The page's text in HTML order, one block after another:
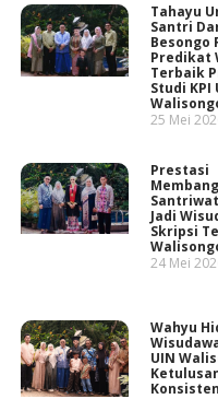
Tahayu
Santri
Besongo
Predikat
Terbaik
Studi KPI
25 Mei
Prestasi
Jadi
Skripsi
24 Mei
Wahyu
UIN